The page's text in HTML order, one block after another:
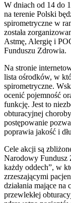
W dniach od 14 do
na terenie Polski
spirometryczne w
została
Astmę, Alergię i
Funduszu Zdrowia.
Na stronie
lista ośrodków, w
spirometryczne.
ocenić pojemność
funkcję. Jest to
obturacyjnej
postępowanie
poprawia jakość i
Cele akcji są
Narodowy Fundusz
każdy oddech”, w
zrzeszającymi
działania mające
przewlekłej